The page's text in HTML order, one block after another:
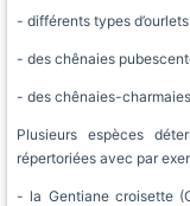
- différents types
- des chênaies
- des chênaies-
Plusieurs espèces
répertoriées avec par
- la Gentiane croisette